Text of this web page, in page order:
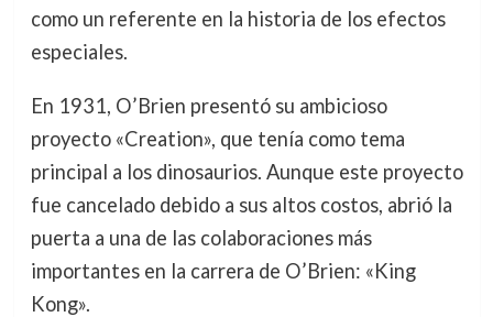
como un referente en la historia de los efectos
especiales.
En 1931, O’Brien presentó su ambicioso
proyecto «Creation», que tenía como tema
principal a los dinosaurios. Aunque este proyecto
fue cancelado debido a sus altos costos, abrió la
puerta a una de las colaboraciones más
importantes en la carrera de O’Brien: «King
Kong».